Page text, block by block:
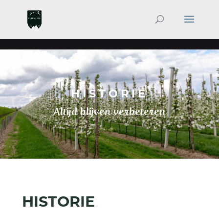
HISTORIE
Altijd blijven verbeteren
HISTORIE